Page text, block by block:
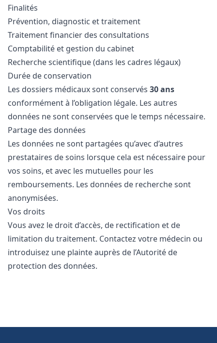
Finalités
Prévention, diagnostic et traitement
Traitement financier des consultations
Comptabilité et gestion du cabinet
Recherche scientifique (dans les cadres légaux)
Durée de conservation
Les dossiers médicaux sont conservés 30 ans
conformément à l’obligation légale. Les autres
données ne sont conservées que le temps nécessaire.
Partage des données
Les données ne sont partagées qu’avec d’autres
prestataires de soins lorsque cela est nécessaire pour
vos soins, et avec les mutuelles pour les
remboursements. Les données de recherche sont
anonymisées.
Vos droits
Vous avez le droit d’accès, de rectification et de
limitation du traitement. Contactez votre médecin ou
introduisez une plainte auprès de l’Autorité de
protection des données.